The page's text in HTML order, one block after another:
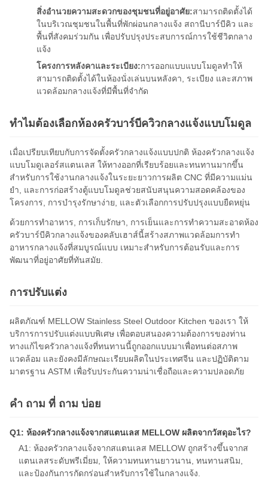
สิ่งอํานวยความสะดวกของชุมชนที่อยู่อาศัย:สามารถติดตั้งได้
ในบริเวณชุมชนในพื้นที่พักผ่อนกลางแจ้ง สถานีบาร์บีคิว และ
พื้นที่สังคมร่วมกัน เพื่อปรับปรุงประสบการณ์การใช้ชีวิตกลาง
แจ้ง
โครงการหลังคาและระเบียง:การออกแบบแบบโมดูลทําให้
สามารถติดตั้งได้ในห้องนั่งเล่นบนหลังคา, ระเบียง และสภาพ
แวดล้อมกลางแจ้งที่มีพื้นที่จํากัด
ทําไมต้องเลือกห้องครัวบาร์บีควิวกลางแจ้งแบบโมดูล
เมื่อเปรียบเทียบกับการจัดตั้งครัวกลางแจ้งแบบปกติ ห้องครัวกลางแจ้ง
แบบโมดูเลอร์สแตนเลส ให้ทางออกที่เรียบร้อยและทนทานมากขึ้น
สําหรับการใช้งานกลางแจ้งในระยะยาวการผลิต CNC ที่มีความแม่น
ยํา, และการก่อสร้างตู้แบบโมดูลช่วยสนับสนุนความสอดคล้องของ
โครงการ, การบํารุงรักษาง่าย, และตัวเลือกการปรับปรุงแบบยืดหยุ่น
ด้วยการทําอาหาร, การเก็บรักษา, การเย็นและการทําความสะอาดห้อง
ครัวบาร์บีคิวกลางแจ้งของคลับเฮาส์นี้สร้างสภาพแวดล้อมการทํา
อาหารกลางแจ้งที่สมบูรณ์แบบ เหมาะสําหรับการต้อนรับและการ
พัฒนาที่อยู่อาศัยที่ทันสมัย.
การปรับแต่ง
ผลิตภัณฑ์ MELLOW Stainless Steel Outdoor Kitchen ของเรา ให้
บริการการปรับแต่งแบบพิเศษ เพื่อตอบสนองความต้องการของท่าน
ทางแก้ไขครัวกลางแจ้งที่ทนทานนี้ถูกออกแบบมาเพื่อทนต่อสภาพ
แวดล้อม และยังคงมีลักษณะเรียบผลิตในประเทศจีน และปฏิบัติตาม
มาตรฐาน ASTM เพื่อรับประกันความน่าเชื่อถือและความปลอดภัย
คํา ถาม ที่ ถาม บ่อย
Q1: ห้องครัวกลางแจ้งจากสแตนเลส MELLOW ผลิตจากวัสดุอะไร?
A1: ห้องครัวกลางแจ้งจากสแตนเลส MELLOW ถูกสร้างขึ้นจากส
แตนเลสระดับพรีเมี่ยม, ให้ความทนทานยาวนาน, ทนทานสนิม,
และป้องกันการกัดกร่อนสําหรับการใช้ในกลางแจ้ง.